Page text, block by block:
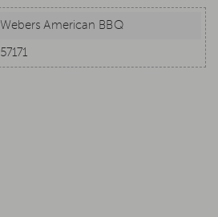
Webers American BBQ
57171